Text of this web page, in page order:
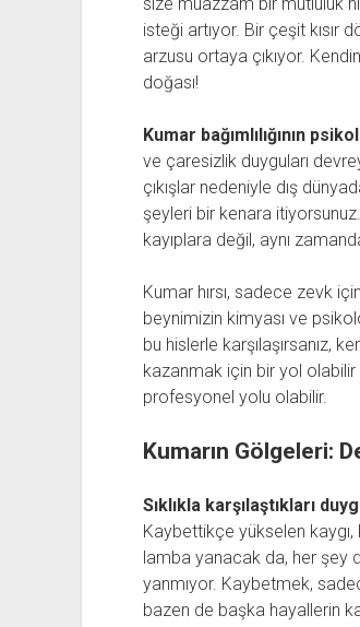
isteği artıyor. Bir çeşit kısır
arzusu ortaya çıkıyor.
doğası!
Kumar bağımlılığının
ve çaresizlik duyguları
çıkışlar nedeniyle dış
şeyleri bir kenara
kayıplara değil, aynı
Kumar hırsı, sadece zevk
beynimizin kimyası ve
bu hislerle karşılaşırsanız,
kazanmak için bir yol olabilir
profesyonel yolu olabilir.
Kumarın Gölgeleri:
Sıklıkla karşılaştıkları
Kaybettikçe yükselen kaygı,
lamba yanacak da, her şey
yanmıyor. Kaybetmek,
bazen de başka hayallerin